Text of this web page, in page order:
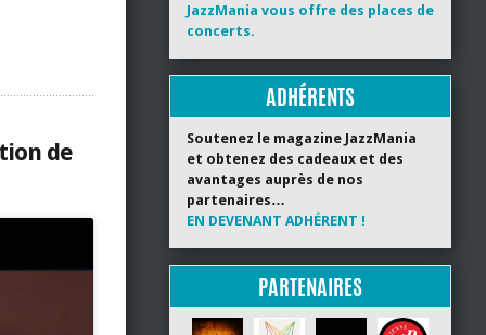
de
JazzMania vous offre des places de
concerts.
ADHÉRENTS
Soutenez le magazine JazzMania
et obtenez des cadeaux et des
avantages auprès de nos
partenaires…
EN DEVENANT ADHÉRENT !
PARTENAIRES